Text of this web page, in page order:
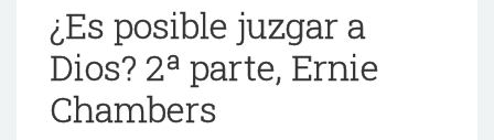
¿Es posible juzgar a
Dios? 2ª parte, Ernie
Chambers